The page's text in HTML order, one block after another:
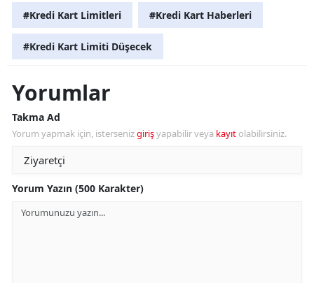
#Kredi Kart Limitleri #Kredi Kart Haberleri
#Kredi Kart Limiti Düşecek
Yorumlar
Takma Ad
Yorum yapmak için, istersenizgirişyapabilir veya kayıt olabilirsiniz.
Yorum Yazın (500 Karakter)